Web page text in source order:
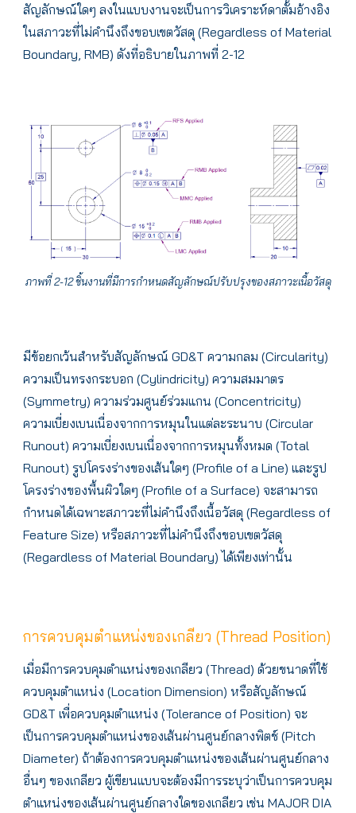
สัญลักษณ์ใดๆ ลงในแบบงานจะเป็นการวิเคราะห์ดาตั้มอ้างอิง
ในสภาวะที่ไม่คำนึงถึงขอบเขตวัสดุ (Regardless of Material
Boundary, RMB) ดังที่อธิบายในภาพที่ 2-12
ภาพที่ 2-12 ชิ้นงานที่มีการกำหนดสัญลักษณ์ปรับปรุงของสภาวะเนื้อวัสดุ
มีข้อยกเว้นสำหรับสัญลักษณ์ GD&T ความกลม (Circularity)
ความเป็นทรงกระบอก (Cylindricity) ความสมมาตร
(Symmetry) ความร่วมศูนย์ร่วมแกน (Concentricity)
ความเบี่ยงเบนเนื่องจากการหมุนในแต่ละระนาบ (Circular
Runout) ความเบี่ยงเบนเนื่องจากการหมุนทั้งหมด (Total
Runout) รูปโครงร่างของเส้นใดๆ (Profile of a Line) และรูป
โครงร่างของพื้นผิวใดๆ (Profile of a Surface) จะสามารถ
กำหนดได้เฉพาะสภาวะที่ไม่คำนึงถึงเนื้อวัสดุ (Regardless of
Feature Size) หรือสภาวะที่ไม่คำนึงถึงขอบเขตวัสดุ
(Regardless of Material Boundary) ได้เพียงเท่านั้น
การควบคุมตำแหน่งของเกลียว (Thread Position)
เมื่อมีการควบคุมตำแหน่งของเกลียว (Thread) ด้วยขนาดที่ใช้
ควบคุมตำแหน่ง (Location Dimension) หรือสัญลักษณ์
GD&T เพื่อควบคุมตำแหน่ง (Tolerance of Position) จะ
เป็นการควบคุมตำแหน่งของเส้นผ่านศูนย์กลางพิตช์ (Pitch
Diameter) ถ้าต้องการควบคุมตำแหน่งของเส้นผ่านศูนย์กลาง
อื่นๆ ของเกลียว ผู้เขียนแบบจะต้องมีการระบุว่าเป็นการควบคุม
ตำแหน่งของเส้นผ่านศูนย์กลางใดของเกลียว เช่น MAJOR DIA